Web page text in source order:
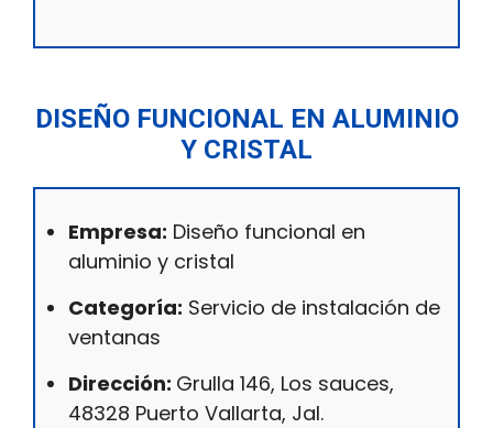
DISEÑO FUNCIONAL EN ALUMINIO
Y CRISTAL
Empresa: Diseño funcional en
aluminio y cristal
Categoría: Servicio de instalación de
ventanas
Dirección: Grulla 146, Los sauces,
48328 Puerto Vallarta, Jal.